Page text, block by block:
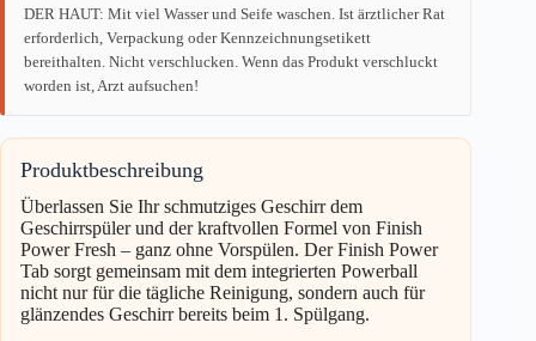
DER HAUT: Mit viel Wasser und Seife waschen. Ist ärztlicher Rat
erforderlich, Verpackung oder Kennzeichnungsetikett
bereithalten. Nicht verschlucken. Wenn das Produkt verschluckt
worden ist, Arzt aufsuchen!
Produktbeschreibung
Überlassen Sie Ihr schmutziges Geschirr dem
Geschirrspüler und der kraftvollen Formel von Finish
Power Fresh – ganz ohne Vorspülen. Der Finish Power
Tab sorgt gemeinsam mit dem integrierten Powerball
nicht nur für die tägliche Reinigung, sondern auch für
glänzendes Geschirr bereits beim 1. Spülgang.